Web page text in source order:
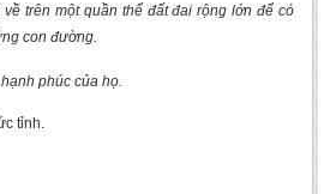
trên một quần thể đất đai rộng lớn để có
con đường.
phúc của họ.
tỉnh.